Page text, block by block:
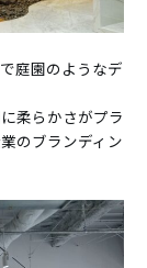
庭園のようなデ
柔らかさがプラ
のブランディン